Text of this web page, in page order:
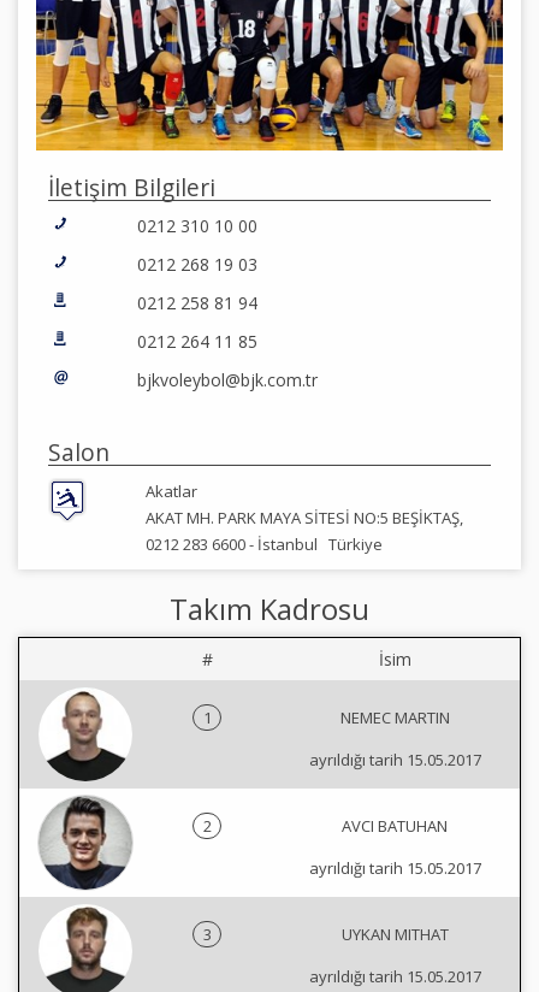
İletişim Bilgileri
0212 310 10 00
0212 268 19 03
0212 258 81 94
0212 264 11 85
bjkvoleybol@bjk.com.tr
Salon
Akatlar
AKAT MH. PARK MAYA SİTESİ NO:5 BEŞİKTAŞ,
0212 283 6600 - İstanbul Türkiye
Takım Kadrosu
# İsim
1
NEMEC MARTIN
ayrıldığı tarih 15.05.2017
2
AVCI BATUHAN
ayrıldığı tarih 15.05.2017
3
UYKAN MITHAT
ayrıldığı tarih 15.05.2017